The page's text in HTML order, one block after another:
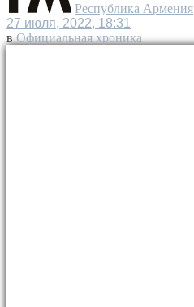
Республика Армения
27 июля, 2022, 18:31
в Официальная хроника